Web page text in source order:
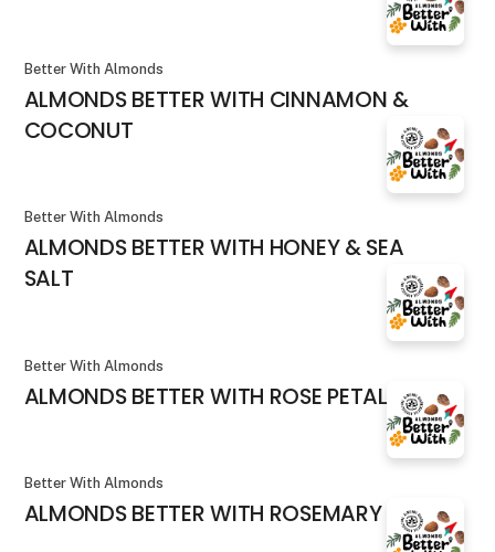
Better With Almonds
ALMONDS BETTER WITH CINNAMON &
COCONUT
Better With Almonds
ALMONDS BETTER WITH HONEY & SEA
SALT
Better With Almonds
ALMONDS BETTER WITH ROSE PETALS
Better With Almonds
ALMONDS BETTER WITH ROSEMARY